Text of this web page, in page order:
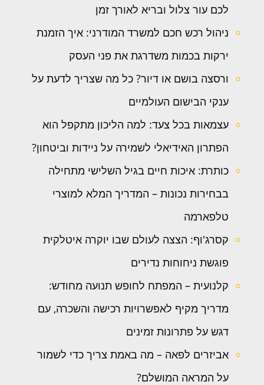
לכם עור צלול ובריא לאורך זמן
ניהול רכש חכם למשרד המודרני: איך הזמנת
ירקות בכמות משדרגת את פני העסק
ורסצה בושם או דיור? כל מה שצריך לדעת על
ענקי הבישום העולמיים
עצמאות בכל צעד: למה הליכון מתקפל הוא
הפתרון האידיאלי לשמירה על ניידות וביטחון?
כותרת: איכות חיים בגיל השלישי מתחילה
בבחירות נכונות – המדריך המלא למוצרי
טלפארמה
קסרג'וף: הצצה לעולם שבו יוקרה איטלקית
פוגשת ניחוחות נדירים
קלנועית – המפתח לחופש תנועה מחודש:
מדריך מקיף לאפשרויות רכישה והשכרה, עם
דגש על פתרונות זמינים
אביזרים לפאה – מה באמת צריך כדי לשמור
על המראה המושלם?